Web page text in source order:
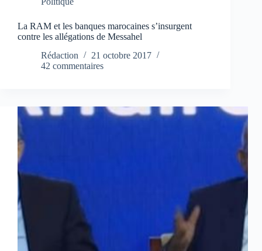
La RAM et les banques marocaines s’insurgent
contre les allégations de Messahel
Rédaction
21 octobre 2017
42 commentaires